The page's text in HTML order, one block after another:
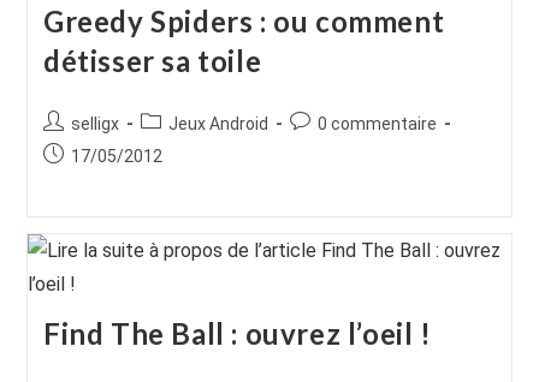
Greedy Spiders : ou comment
détisser sa toile
Auteur/autrice
de
selligx
Post
category:
Jeux Android
Commentaires
0 commentaire
Publication
17/05/2012
Find The Ball : ouvrez l’oeil !